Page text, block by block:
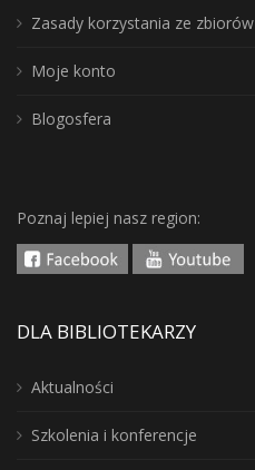
Zasady korzystania ze zbiorów
Moje konto
Blogosfera
Poznaj lepiej nasz region:
DLA BIBLIOTEKARZY
Aktualności
Szkolenia i konferencje